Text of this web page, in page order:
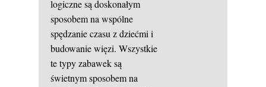
logiczne są doskonałym
sposobem na wspólne
spędzanie czasu z dziećmi i
budowanie więzi. Wszystkie
te typy zabawek są
świetnym sposobem na